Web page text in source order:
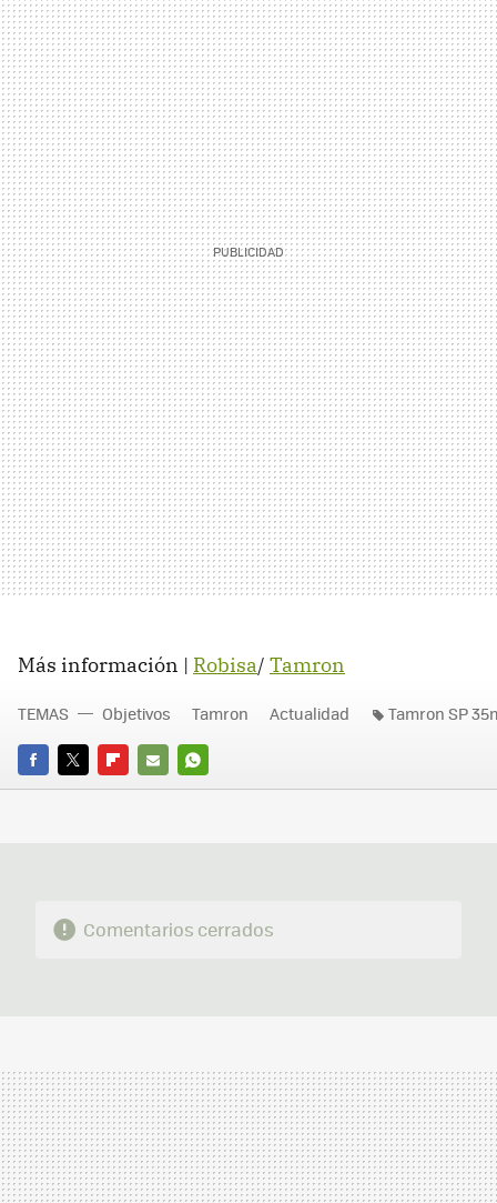
Más información | Robisa/ Tamron
FACEBOOK
TWITTERFLIPBOARD
E-
WHATSAPP
TEMAS Objetivos Tamron Actualidad Tamron SP
Comentarios cerrados